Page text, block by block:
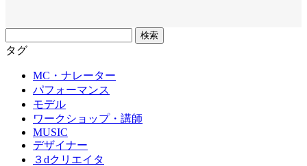
リ
タグ
MC・ナレーター
パフォーマンス
モデル
ワークショップ・講師
MUSIC
デザイナー
３dクリエイタ